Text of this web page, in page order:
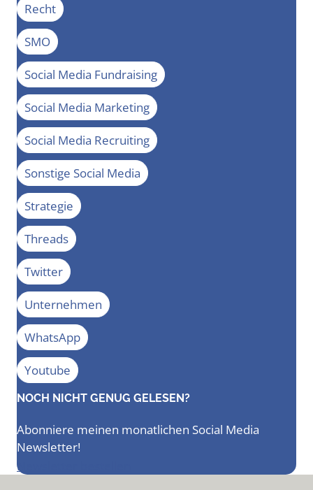
Recht
SMO
Social Media Fundraising
Social Media Marketing
Social Media Recruiting
Sonstige Social Media
Strategie
Threads
Twitter
Unternehmen
WhatsApp
Youtube
NOCH NICHT GENUG GELESEN?
Abonniere meinen monatlichen Social Media
Newsletter!
Newsletter bestellen